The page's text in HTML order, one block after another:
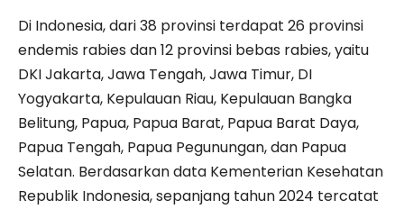
Di Indonesia, dari 38 provinsi terdapat 26 provinsi
endemis rabies dan 12 provinsi bebas rabies, yaitu
DKI Jakarta, Jawa Tengah, Jawa Timur, DI
Yogyakarta, Kepulauan Riau, Kepulauan Bangka
Belitung, Papua, Papua Barat, Papua Barat Daya,
Papua Tengah, Papua Pegunungan, dan Papua
Selatan. Berdasarkan data Kementerian Kesehatan
Republik Indonesia, sepanjang tahun 2024 tercatat